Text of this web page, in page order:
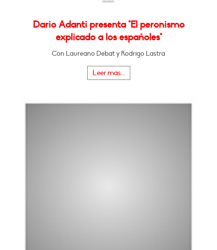
Dario Adanti presenta "El peronismo
explicado a los españoles"
Con Laureano Debat y Rodrigo Lastra
Leer más...